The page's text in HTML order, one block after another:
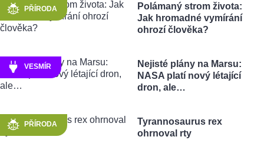
PŘÍRODA
Polámaný strom života:
Jak hromadné vymírání
ohrozí člověka?
VESMÍR
Nejisté plány na Marsu:
NASA platí nový létající
dron, ale…
PŘÍRODA
Tyrannosaurus rex
ohrnoval rty